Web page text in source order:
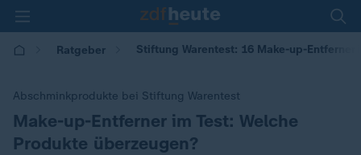
Ratgeber Stiftung Warentest: 16 Make-up-Entferner
Abschminkprodukte bei Stiftung Warentest
:Make-up-Entferner im Test: Welche
Produkte überzeugen?